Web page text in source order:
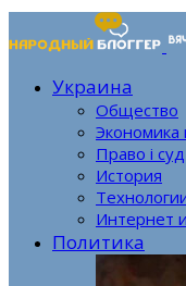
Украина
Общество
Экономика
Право і суд
История
Интернет
Политика